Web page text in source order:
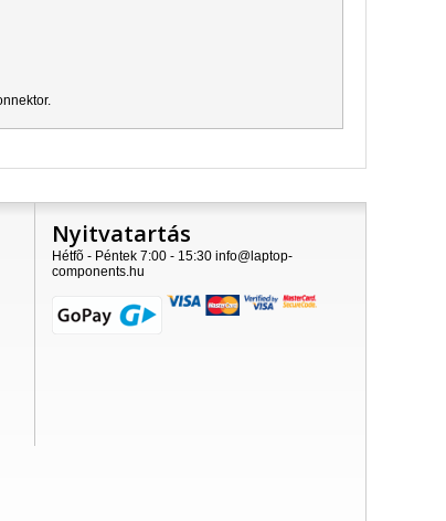
Nyitvatartás
Hétfõ - Péntek 7:00 - 15:30 info@laptop-
components.hu